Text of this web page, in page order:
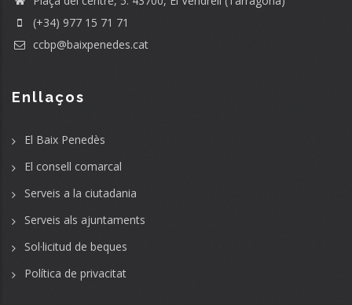
(+34) 977 15 71 71
ccbp@baixpenedes.cat
Enllaços
El Baix Penedès
El consell comarcal
Serveis a la ciutadania
Serveis als ajuntaments
Sol·licitud de beques
Política de privacitat